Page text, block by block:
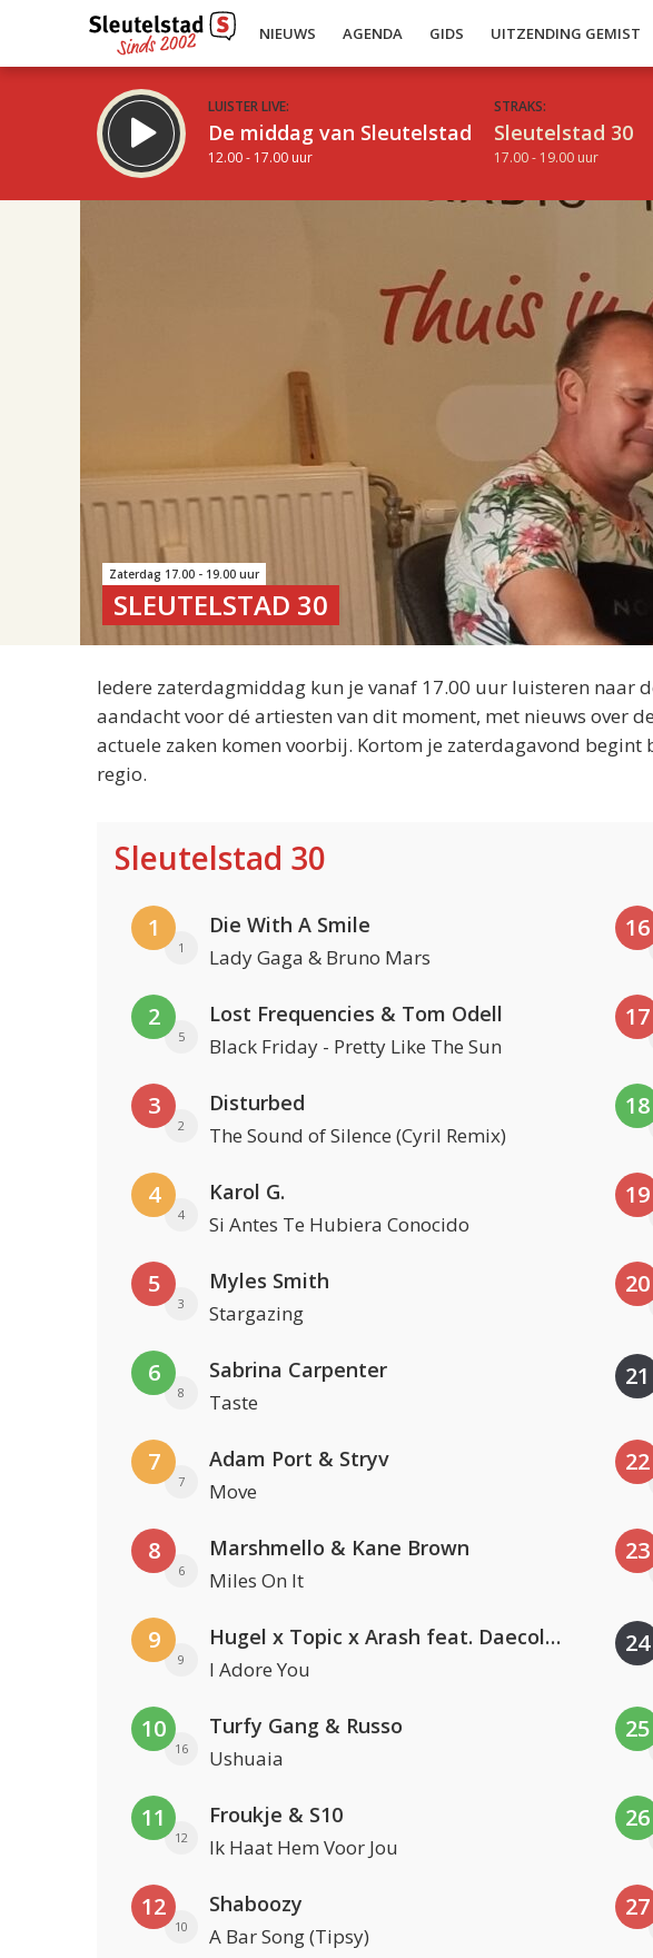
NIEUWS AGENDA GIDS UITZENDING GEMIST
LUISTER LIVE:
De middag van Sleutelstad
12.00 - 17.00 uur
STRAKS:
Sleutelstad 30
17.00 - 19.00 uur
Zaterdag 17.00 - 19.00 uur
SLEUTELSTAD 30
Iedere zaterdagmiddag kun je vanaf 17.00 uur luisteren naar
aandacht voor dé artiesten van dit moment, met nieuws over
actuele zaken komen voorbij. Kortom je zaterdagavond begint
regio.
Sleutelstad 30
1
1
Die With A Smile
Lady Gaga & Bruno Mars
2
5
Lost Frequencies & Tom Odell
Black Friday - Pretty Like The Sun
3
2
Disturbed
The Sound of Silence (Cyril Remix)
4
4
Karol G.
Si Antes Te Hubiera Conocido
5
3
Myles Smith
Stargazing
6
8
Sabrina Carpenter
Taste
7
7
Adam Port & Stryv
Move
8
6
Marshmello & Kane Brown
Miles On It
9
9
Hugel x Topic x Arash feat. Daecolm
I Adore You
10
16
Turfy Gang & Russo
Ushuaia
11
12
Froukje & S10
Ik Haat Hem Voor Jou
12
10
Shaboozy
A Bar Song (Tipsy)
16
17
18
19
20
21
22
23
24
25
26
27